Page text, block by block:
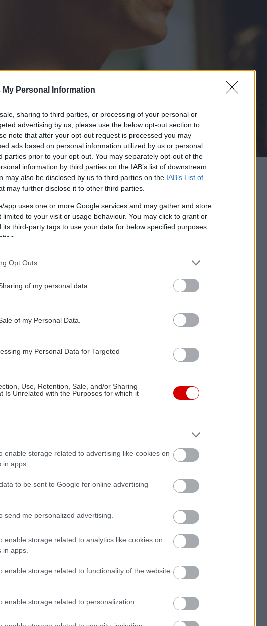
My Personal Information
sharing to third parties, or processing of your personal or
advertising by us, please use the below opt-out section to
note that after your opt-out request is processed you may
ads based on personal information utilized by us or personal
parties prior to your opt-out. You may separately opt-out of the
information by third parties on the IAB’s list of downstream
may also be disclosed by us to third parties on the IAB’s List of
may further disclose it to other third parties.
app uses one or more Google services and may gather and store
to your visit or usage behaviour. You may click to grant or
third-party tags to use your data for below specified purposes
Opt Outs
of my personal data.
of my Personal Data.
my Personal Data for Targeted
Use, Retention, Sale, and/or Sharing
Is Unrelated with the Purposes for which it
enable storage related to advertising like cookies on
apps.
to be sent to Google for online advertising
send me personalized advertising.
enable storage related to analytics like cookies on
apps.
enable storage related to functionality of the website
enable storage related to personalization.
να ξυρίσεις το κεφάλι σου για να δεις πρώτος
λανθιμική ερώτηση, οι διοργανωτές της ειδικής
του Γιώργου Λάνθιμου, Βουγονία, καλούν το κοινό
εντελώς διαφορετικό. Η προβολή θα
The Culver Theater, λίγες μόλις ημέρες
της ταινίας στις 31 Οκτωβρίου κι αν είσαι ήδη